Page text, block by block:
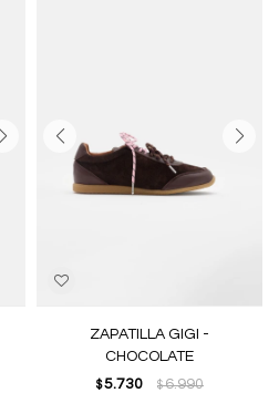
ZAPATILLA GIGI -
CHOCOLATE
$ 5.730 $6.990